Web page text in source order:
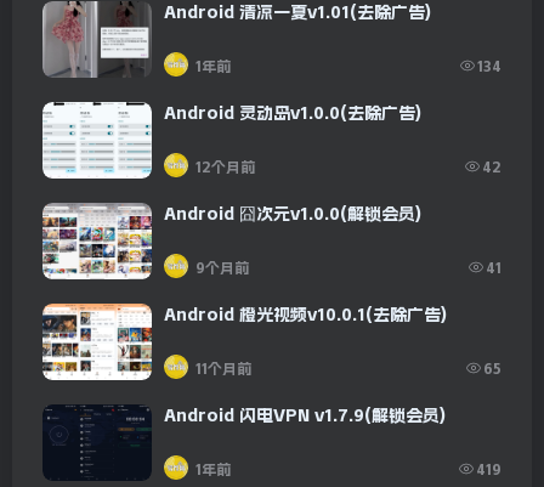
Android 清凉一夏v1.01(去除广告)
1年前 134
Android 灵动岛v1.0.0(去除广告)
12个月前 42
Android 囧次元v1.0.0(解锁会员)
9个月前 41
Android 橙光视频v10.0.1(去除广告)
11个月前 65
Android 闪电VPN v1.7.9(解锁会员)
1年前 419